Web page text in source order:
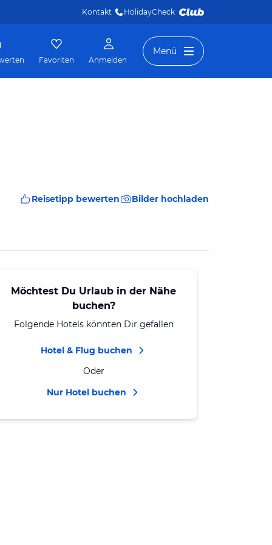
Kontakt HolidayCheck
Favoriten Anmelden
Menü
Reisetipp bewerten Bilder hochladen
Möchtest Du Urlaub in der Nähe
buchen?
Folgende Hotels könnten Dir gefallen
Hotel & Flug buchen
Oder
Nur Hotel buchen